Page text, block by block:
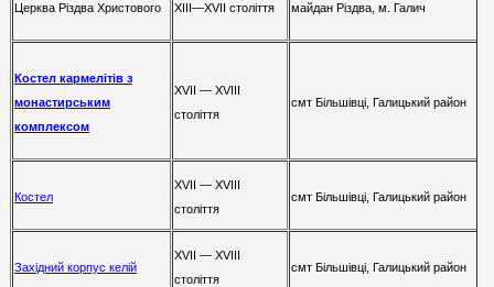
Церква Різдва Христового ХIII —ХVII століття майдан Різдва, м. Галич
Костел кармелітів з
монастирським
комплексом
ХVII — ХVIII
століття
смт Більшівці, Галицький район
Костел
ХVII — ХVIII
століття
смт Більшівці, Галицький район
Західний корпус келій
ХVII — ХVIII
століття
смт Більшівці, Галицький район